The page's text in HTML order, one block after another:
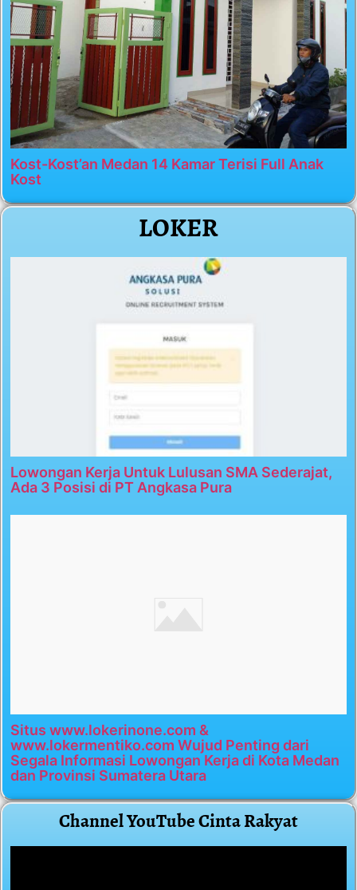
Kost-Kost’an Medan 14 Kamar Terisi Full Anak
Kost
LOKER
Lowongan Kerja Untuk Lulusan SMA Sederajat,
Ada 3 Posisi di PT Angkasa Pura
Situs www.lokerinone.com &
www.lokermentiko.com Wujud Penting dari
Segala Informasi Lowongan Kerja di Kota Medan
dan Provinsi Sumatera Utara
Channel YouTube Cinta Rakyat